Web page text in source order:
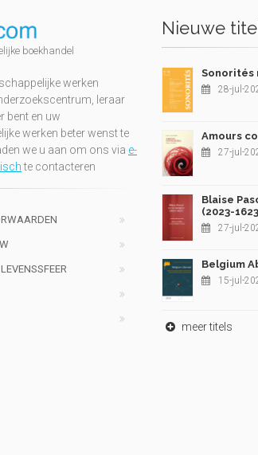
boekhandel
werken
leraar
bent en uw
werken beter wenst te
we u aan om ons via e-
te contacteren
Nieuwe
Sonorités
28-jul-
Amours
27-jul-
Blaise
(2023-
27-jul-
Belgium
15-jul-
meer titels